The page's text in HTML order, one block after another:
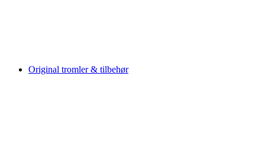
Original tromler & tilbehør